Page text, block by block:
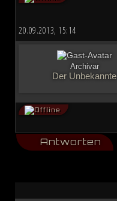
20.09.2013, 15:14
Archivar
Der Unbekannte
Antworten